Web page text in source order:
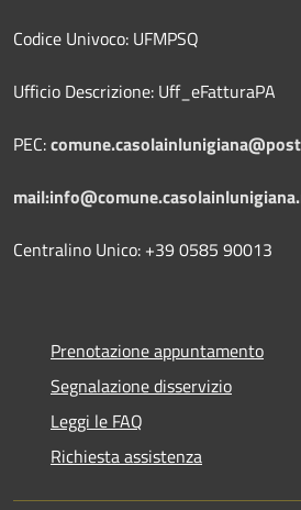
Codice Univoco: UFMPSQ
Ufficio Descrizione: Uff_eFatturaPA
PEC:
Centralino Unico: +39 0585 90013
Prenotazione appuntamento
Segnalazione disservizio
Leggi le FAQ
Richiesta assistenza